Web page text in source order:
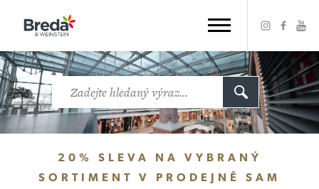
20% SLEVA NA VYBRANÝ
SORTIMENT V PRODEJNĚ SAM